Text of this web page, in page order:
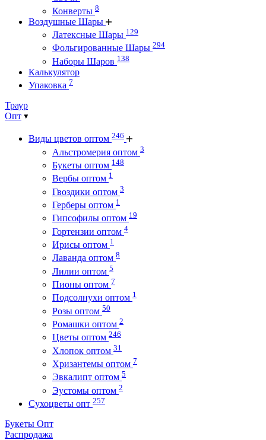
Конверты 8
Воздушные Шары
Латексные Шары 129
Фольгированные Шары 294
Наборы Шаров 138
Калькулятор
Упаковка 7
Траур
Опт
Виды цветов оптом 246
Альстромерия оптом 3
Букеты оптом 148
Вербы оптом 1
Гвоздики оптом 3
Герберы оптом 1
Гипсофилы оптом 19
Гортензии оптом 4
Ирисы оптом 1
Лаванда оптом 8
Лилии оптом 5
Пионы оптом 7
Подсолнухи оптом 1
Розы оптом 50
Ромашки оптом 2
Цветы оптом 246
Хлопок оптом 31
Хризантемы оптом 7
Эвкалипт оптом 5
Эустомы оптом 2
Сухоцветы опт 257
Букеты Опт
Распродажа